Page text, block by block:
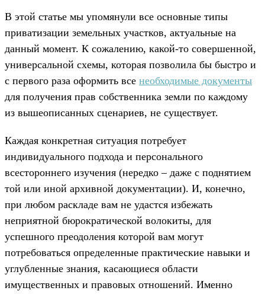
В этой статье мы упомянули все основные типы
приватизации земельных участков, актуальные на
данный момент. К сожалению, какой-то совершенной,
универсальной схемы, которая позволила бы быстро и
с первого раза оформить все необходимые документы
для получения прав собственника земли по каждому
из вышеописанных сценариев, не существует.
Каждая конкретная ситуация потребует
индивидуального подхода и персонального
всестороннего изучения (нередко – даже с поднятием
той или иной архивной документации). И, конечно,
при любом раскладе вам не удастся избежать
неприятной бюрократической волокиты, для
успешного преодоления которой вам могут
потребоваться определенные практические навыки и
углубленные знания, касающиеся области
имущественных и правовых отношений. Именно